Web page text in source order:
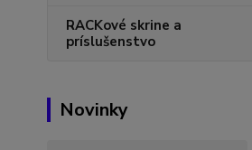
RACKové skrine a
príslušenstvo
Novinky